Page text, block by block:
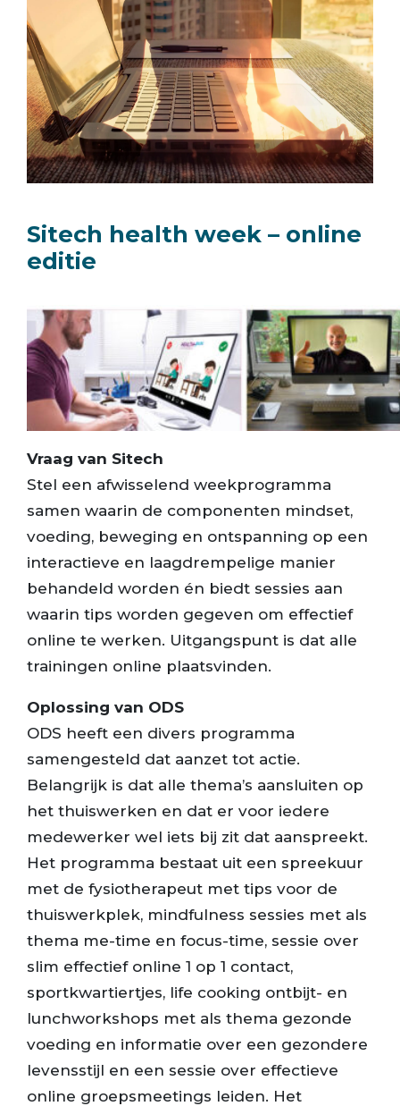
Sitech health week – online
editie
Vraag van Sitech
Stel een afwisselend weekprogramma
samen waarin de componenten mindset,
voeding, beweging en ontspanning op een
interactieve en laagdrempelige manier
behandeld worden én biedt sessies aan
waarin tips worden gegeven om effectief
online te werken. Uitgangspunt is dat alle
trainingen online plaatsvinden.
Oplossing van ODS
ODS heeft een divers programma
samengesteld dat aanzet tot actie.
Belangrijk is dat alle thema’s aansluiten op
het thuiswerken en dat er voor iedere
medewerker wel iets bij zit dat aanspreekt.
Het programma bestaat uit een spreekuur
met de fysiotherapeut met tips voor de
thuiswerkplek, mindfulness sessies met als
thema me-time en focus-time, sessie over
slim effectief online 1 op 1 contact,
sportkwartiertjes, life cooking ontbijt- en
lunchworkshops met als thema gezonde
voeding en informatie over een gezondere
levensstijl en een sessie over effectieve
online groepsmeetings leiden. Het